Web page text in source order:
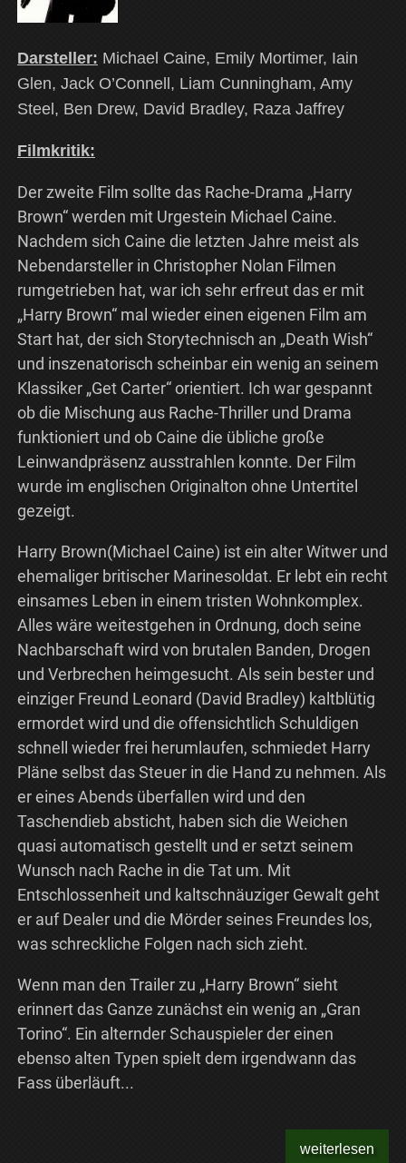
Darsteller: Michael Caine, Emily Mortimer, Iain
Glen, Jack O’Connell, Liam Cunningham, Amy
Steel, Ben Drew, David Bradley, Raza Jaffrey
Filmkritik:
Der zweite Film sollte das Rache-Drama „Harry
Brown“ werden mit Urgestein Michael Caine.
Nachdem sich Caine die letzten Jahre meist als
Nebendarsteller in Christopher Nolan Filmen
rumgetrieben hat, war ich sehr erfreut das er mit
„Harry Brown“ mal wieder einen eigenen Film am
Start hat, der sich Storytechnisch an „Death Wish“
und inszenatorisch scheinbar ein wenig an seinem
Klassiker „Get Carter“ orientiert. Ich war gespannt
ob die Mischung aus Rache-Thriller und Drama
funktioniert und ob Caine die übliche große
Leinwandpräsenz ausstrahlen konnte. Der Film
wurde im englischen Originalton ohne Untertitel
gezeigt.
Harry Brown(Michael Caine) ist ein alter Witwer und
ehemaliger britischer Marinesoldat. Er lebt ein recht
einsames Leben in einem tristen Wohnkomplex.
Alles wäre weitestgehen in Ordnung, doch seine
Nachbarschaft wird von brutalen Banden, Drogen
und Verbrechen heimgesucht. Als sein bester und
einziger Freund Leonard (David Bradley) kaltblütig
ermordet wird und die offensichtlich Schuldigen
schnell wieder frei herumlaufen, schmiedet Harry
Pläne selbst das Steuer in die Hand zu nehmen. Als
er eines Abends überfallen wird und den
Taschendieb absticht, haben sich die Weichen
quasi automatisch gestellt und er setzt seinem
Wunsch nach Rache in die Tat um. Mit
Entschlossenheit und kaltschnäuziger Gewalt geht
er auf Dealer und die Mörder seines Freundes los,
was schreckliche Folgen nach sich zieht.
Wenn man den Trailer zu „Harry Brown“ sieht
erinnert das Ganze zunächst ein wenig an „Gran
Torino“. Ein alternder Schauspieler der einen
ebenso alten Typen spielt dem irgendwann das
Fass überläuft...
weiterlesen